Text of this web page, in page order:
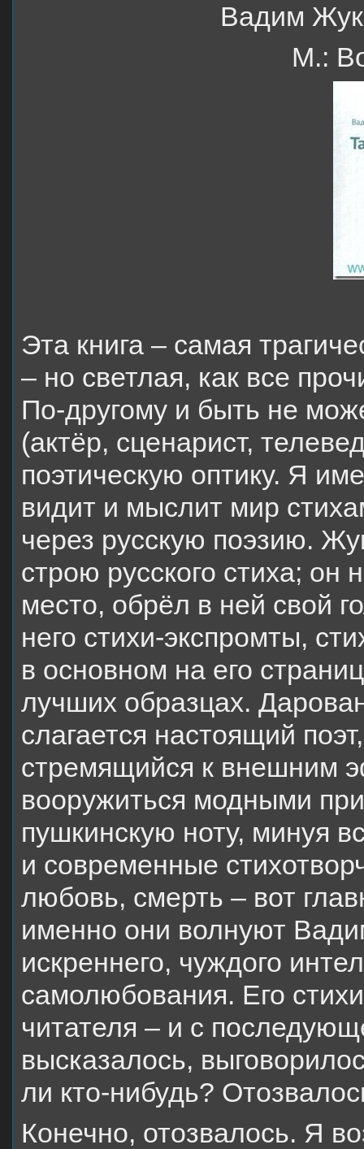
Вадим
М.:
Эта книга – самая
– но светлая, как все
По-другому и быть не
(актёр, сценарист,
поэтическую оптику. Я
видит и мыслит мир
через русскую поэзию.
строю русского стиха; он
место, обрёл в ней свой
него стихи-экспромты,
в основном на его
лучших образцах.
слагается настоящий
стремящийся к внешним
вооружиться модными
пушкинскую ноту, минуя
и современные
любовь, смерть – вот
именно они волнуют
искреннего, чуждого
самолюбования. Его
читателя – и с
высказалось,
ли кто-нибудь?
Конечно, отозвалось. Я